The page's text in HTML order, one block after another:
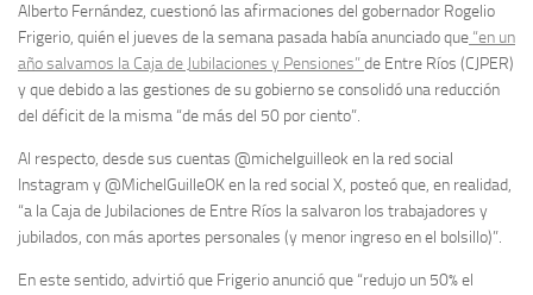
Alberto Fernández, cuestionó las afirmaciones del gobernador Rogelio
Frigerio, quién el jueves de la semana pasada había anunciado que “en un
año salvamos la Caja de Jubilaciones y Pensiones”de Entre Ríos (CJPER)
y que debido a las gestiones de su gobierno se consolidó una reducción
del déficit de la misma “de más del 50 por ciento”.
Al respecto, desde sus cuentas @michelguilleok en la red social
Instagram y @MichelGuilleOK en la red social X, posteó que, en realidad,
“a la Caja de Jubilaciones de Entre Ríos la salvaron los trabajadores y
jubilados, con más aportes personales (y menor ingreso en el bolsillo)”.
En este sentido, advirtió que Frigerio anunció que “redujo un 50% el